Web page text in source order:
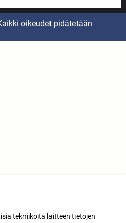
oikeudet pidätetään
tekniikoita laitteen tietojen